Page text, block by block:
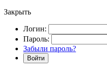
Закрыть
Логин:
Пароль:
Забыли пароль?
Войти